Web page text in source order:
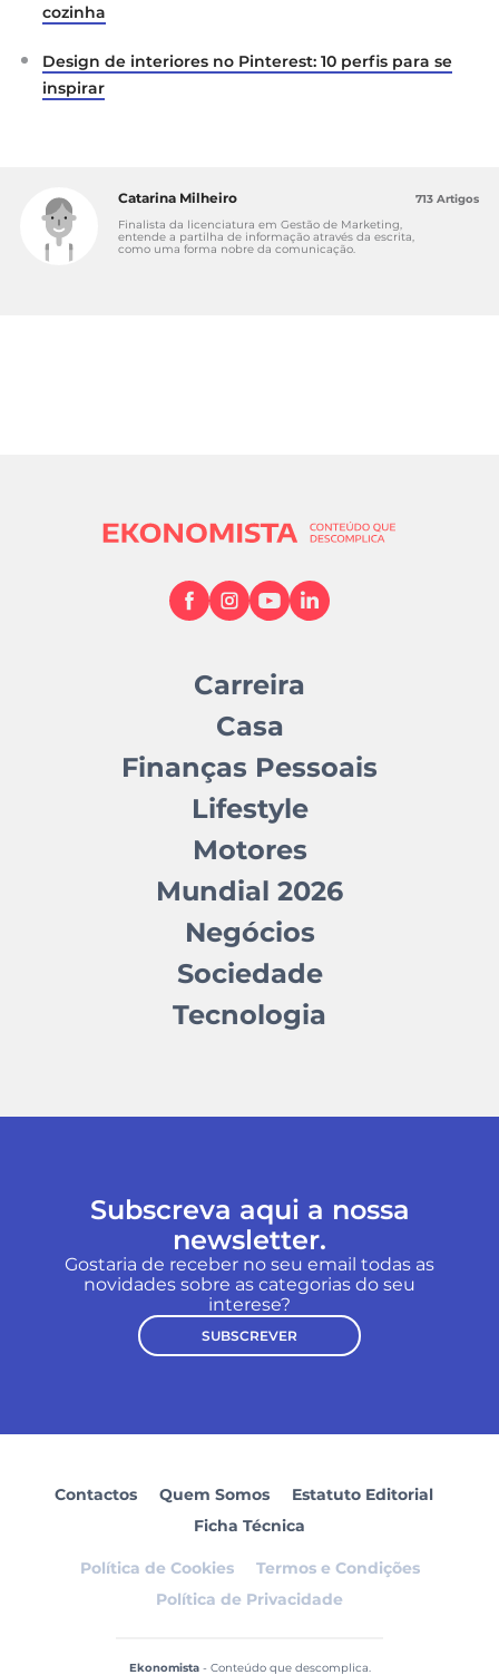
cozinha
Design de interiores no Pinterest: 10 perfis para se
inspirar
Catarina Milheiro
Finalista da licenciatura em Gestão de Marketing,
entende a partilha de informação através da escrita,
como uma forma nobre da comunicação.
713 Artigos
Carreira
Casa
Finanças Pessoais
Lifestyle
Motores
Mundial 2026
Negócios
Sociedade
Tecnologia
Subscreva aqui a nossa
newsletter.
Gostaria de receber no seu email todas as
novidades sobre as categorias do seu
interese?
SUBSCREVER
Contactos Quem Somos
Estatuto Editorial
Ficha Técnica
Política de Cookies
Termos e Condições
Política de Privacidade
Ekonomista- Conteúdo que descomplica.